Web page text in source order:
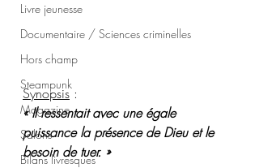
Livre jeunesse
Documentaire / Sciences criminelles
Hors champ
Steampunk
Magazine
Salons
Bilans livresques
Synopsis :
« Il ressentait avec une égale
puissance la présence de Dieu et le
besoin de tuer. »